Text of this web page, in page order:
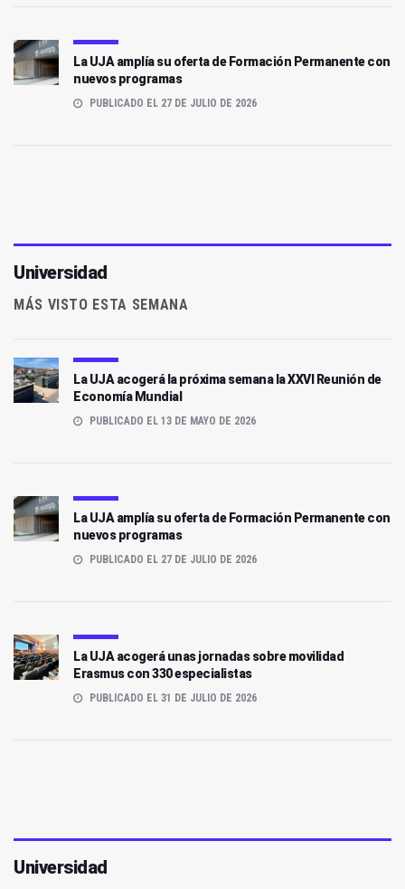
La UJA amplía su oferta de Formación Permanente con
nuevos programas
PUBLICADO EL 27 DE JULIO DE 2026
Universidad
MÁS VISTO ESTA SEMANA
La UJA acogerá la próxima semana la XXVI Reunión de
Economía Mundial
PUBLICADO EL 13 DE MAYO DE 2026
La UJA amplía su oferta de Formación Permanente con
nuevos programas
PUBLICADO EL 27 DE JULIO DE 2026
La UJA acogerá unas jornadas sobre movilidad
Erasmus con 330 especialistas
PUBLICADO EL 31 DE JULIO DE 2026
Universidad